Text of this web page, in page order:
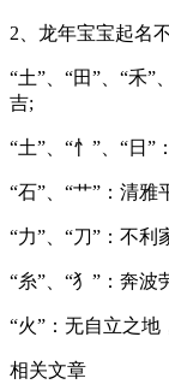
2、龙年宝宝起名
“土”、“田”、“禾
吉;
“土”、“忄”、“日
“石”、“艹”：清
“力”、“刀”：不利
“糸”、“犭”：奔波
“火”：无自立之地
相关文章